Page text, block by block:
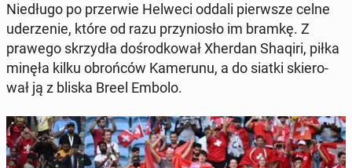
Nie­dłu­go po prze­rwie Helweci oddali pierw­sze celne
ude­rze­nie, które od razu przy­nio­sło im bramkę. Z
prawego skrzy­dła do­środ­ko­wał Xherdan Shaqiri, piłka
minęła kilku obroń­ców Ka­me­ru­nu, a do siatki skie­ro­
wał ją z bliska Breel Embolo.